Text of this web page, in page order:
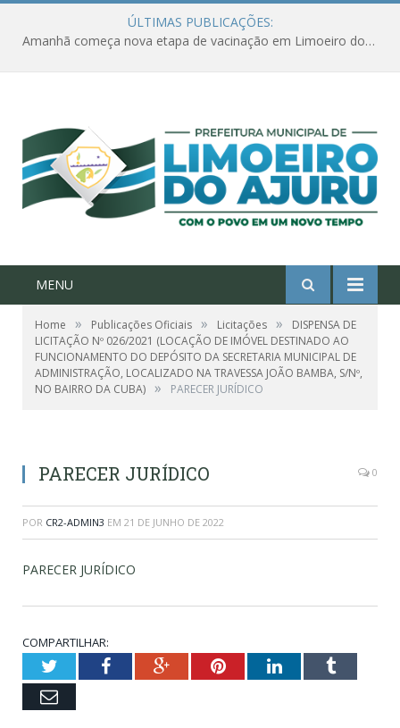
ÚLTIMAS PUBLICAÇÕES:
Amanhã começa nova etapa de vacinação em Limoeiro do Ajuru para idosos com 65 ou mais
MENU
Home » Publicações Oficiais » Licitações »
DISPENSA DE
LICITAÇÃO Nº 026/2021 (LOCAÇÃO DE IMÓVEL DESTINADO AO
FUNCIONAMENTO DO DEPÓSITO DA SECRETARIA MUNICIPAL DE
ADMINISTRAÇÃO, LOCALIZADO NA TRAVESSA JOÃO BAMBA, S/Nº,
NO BAIRRO DA CUBA) » PARECER JURÍDICO
PARECER JURÍDICO 0
POR CR2-ADMIN3 EM 21 DE JUNHO DE 2022
PARECER JURÍDICO
COMPARTILHAR:
TwitterFacebookGoogle+PinterestLinkedInTumblr
Email